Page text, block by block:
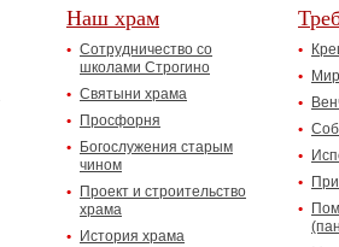
Наш храм
Сотрудничество со
школами Строгино
Святыни храма
Просфорня
Богослужения старым
чином
Проект и строительство
храма
История храма